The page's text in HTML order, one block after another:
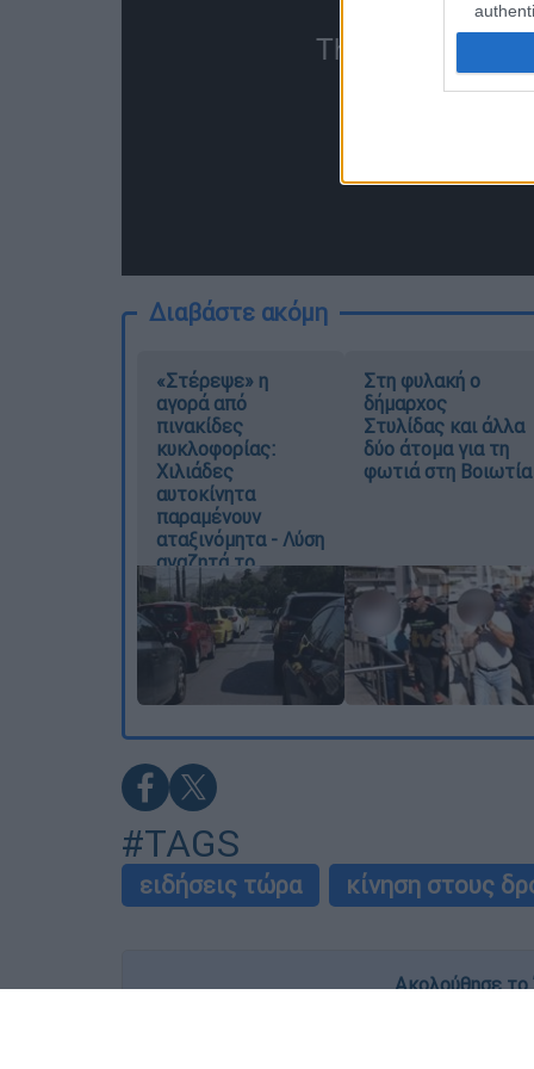
Διαβάστε ακόμη
«Στέρεψε» η
αγορά από
πινακίδες
κυκλοφορίας:
Χιλιάδες
αυτοκίνητα
παραμένουν
αταξινόμητα - Λύση
αναζητά το
υπουργείο
Στη φυλακή ο
δήμαρχος
Στυλίδας και άλλα
δύο άτομα για τη
φωτιά στη Βοιωτία
#TAGS
ειδήσεις τώρα κίνηση στους
Ακολούθησε το